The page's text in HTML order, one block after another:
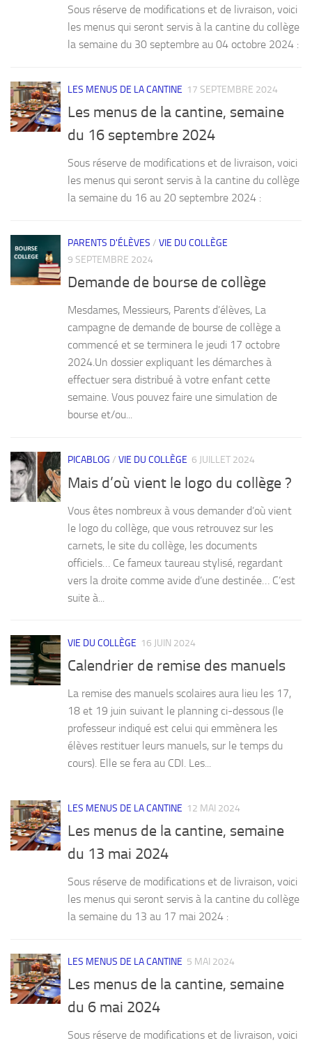
Sous réserve de modifications et de livraison, voici
les menus qui seront servis à la cantine du collège
la semaine du 30 septembre au 04 octobre 2024 :
LES MENUS DE LA CANTINE 17 SEPTEMBRE 2024
Les menus de la cantine, semaine
du 16 septembre 2024
Sous réserve de modifications et de livraison, voici
les menus qui seront servis à la cantine du collège
la semaine du 16 au 20 septembre 2024 :
PARENTS D'ÉLÈVES / VIE DU COLLÈGE
9 SEPTEMBRE 2024
Demande de bourse de collège
Mesdames, Messieurs, Parents d’élèves, La
campagne de demande de bourse de collège a
commencé et se terminera le jeudi 17 octobre
2024.Un dossier expliquant les démarches à
effectuer sera distribué à votre enfant cette
semaine. Vous pouvez faire une simulation de
bourse et/ou...
PICABLOG / VIE DU COLLÈGE 6 JUILLET 2024
Mais d’où vient le logo du collège ?
Vous êtes nombreux à vous demander d’où vient
le logo du collège, que vous retrouvez sur les
carnets, le site du collège, les documents
officiels… Ce fameux taureau stylisé, regardant
vers la droite comme avide d’une destinée… C’est
suite à...
VIE DU COLLÈGE 16 JUIN 2024
Calendrier de remise des manuels
La remise des manuels scolaires aura lieu les 17,
18 et 19 juin suivant le planning ci-dessous (le
professeur indiqué est celui qui emmènera les
élèves restituer leurs manuels, sur le temps du
cours). Elle se fera au CDI. Les...
LES MENUS DE LA CANTINE 12 MAI 2024
Les menus de la cantine, semaine
du 13 mai 2024
Sous réserve de modifications et de livraison, voici
les menus qui seront servis à la cantine du collège
la semaine du 13 au 17 mai 2024 :
LES MENUS DE LA CANTINE 5 MAI 2024
Les menus de la cantine, semaine
du 6 mai 2024
Sous réserve de modifications et de livraison, voici